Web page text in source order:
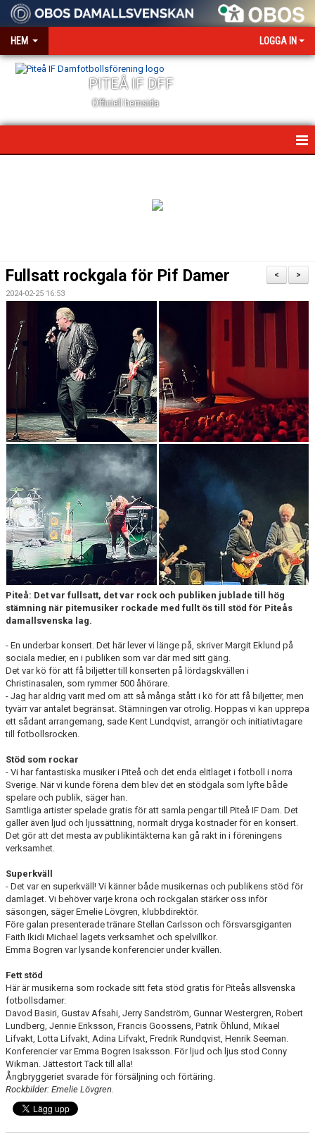
HEM LOGGA IN
PITEÅ IF DFF
Officiell hemsida
KONTAKT
BILJETTER OCH SÄSONGSKORT
MATCHER
PITEENERGI PRE CAMP 2026
>
<
Fullsatt rockgala för Pif Damer
2024-02-25 16:53
Piteå: Det var fullsatt, det var rock och publiken jublade till hög
stämning när pitemusiker rockade med fullt ös till stöd för Piteås
damallsvenska lag.
- En underbar konsert. Det här lever vi länge på, skriver Margit Eklund på
sociala medier, en i publiken som var där med sitt gäng.
Det var kö för att få biljetter till konserten på lördagskvällen i
Christinasalen, som rymmer 500 åhörare.
- Jag har aldrig varit med om att så många stått i kö för att få biljetter, men
tyvärr var antalet begränsat. Stämningen var otrolig. Hoppas vi kan upprepa
ett sådant arrangemang, sade Kent Lundqvist, arrangör och initiativtagare
till fotbollsrocken.
Stöd som rockar
- Vi har fantastiska musiker i Piteå och det enda elitlaget i fotboll i norra
Sverige. När vi kunde förena dem blev det en stödgala som lyfte både
spelare och publik, säger han.
Samtliga artister spelade gratis för att samla pengar till Piteå IF Dam. Det
gäller även ljud och ljussättning, normalt dryga kostnader för en konsert.
Det gör att det mesta av publikintäkterna kan gå rakt in i föreningens
verksamhet.
Superkväll
- Det var en superkväll! Vi känner både musikernas och publikens stöd för
damlaget. Vi behöver varje krona och rockgalan stärker oss inför
säsongen, säger Emelie Lövgren, klubbdirektör.
Före galan presenterade tränare Stellan Carlsson och försvarsgiganten
Faith Ikidi Michael lagets verksamhet och spelvillkor.
Emma Bogren var lysande konferencier under kvällen.
Fett stöd
Här är musikerna som rockade sitt feta stöd gratis för Piteås allsvenska
fotbollsdamer:
Davod Basiri, Gustav Afsahi, Jerry Sandström, Gunnar Westergren, Robert
Lundberg, Jennie Eriksson, Francis Goossens, Patrik Öhlund, Mikael
Lifvakt, Lotta Lifvakt, Adina Lifvakt, Fredrik Rundqvist, Henrik Seeman.
Konferencier var Emma Bogren Isaksson. För ljud och ljus stod Conny
Wikman. Jättestort Tack till alla!
Ångbryggeriet svarade för försäljning och förtäring.
Rockbilder: Emelie Lövgren.